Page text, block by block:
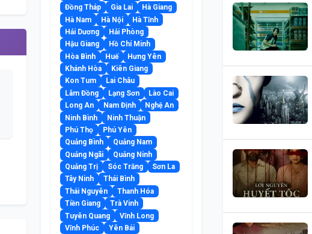
Đồng Tháp
Gia Lai
Hà Giang
Hà Nam
Hà Nội
Hà Tĩnh
Hải Dương
Hải Phòng
Hậu Giang
Hồ Chí Minh
Hòa Bình
Huế
Hưng Yên
Khánh Hòa
Kiên Giang
Kon Tum
Lai Châu
Lâm Đồng
Lạng Sơn
Lào Cai
Long An
Nam Định
Nghệ An
Ninh Bình
Ninh Thuận
Phú Thọ
Phú Yên
Quảng Bình
Quảng Nam
Quảng Ngãi
Quảng Ninh
Quảng Trị
Sóc Trăng
Sơn La
Tây Ninh
Thái Bình
Thái Nguyên
Thanh Hóa
Tiền Giang
Trà Vinh
Tuyên Quang
Vĩnh Long
Vĩnh Phúc
Yên Bái